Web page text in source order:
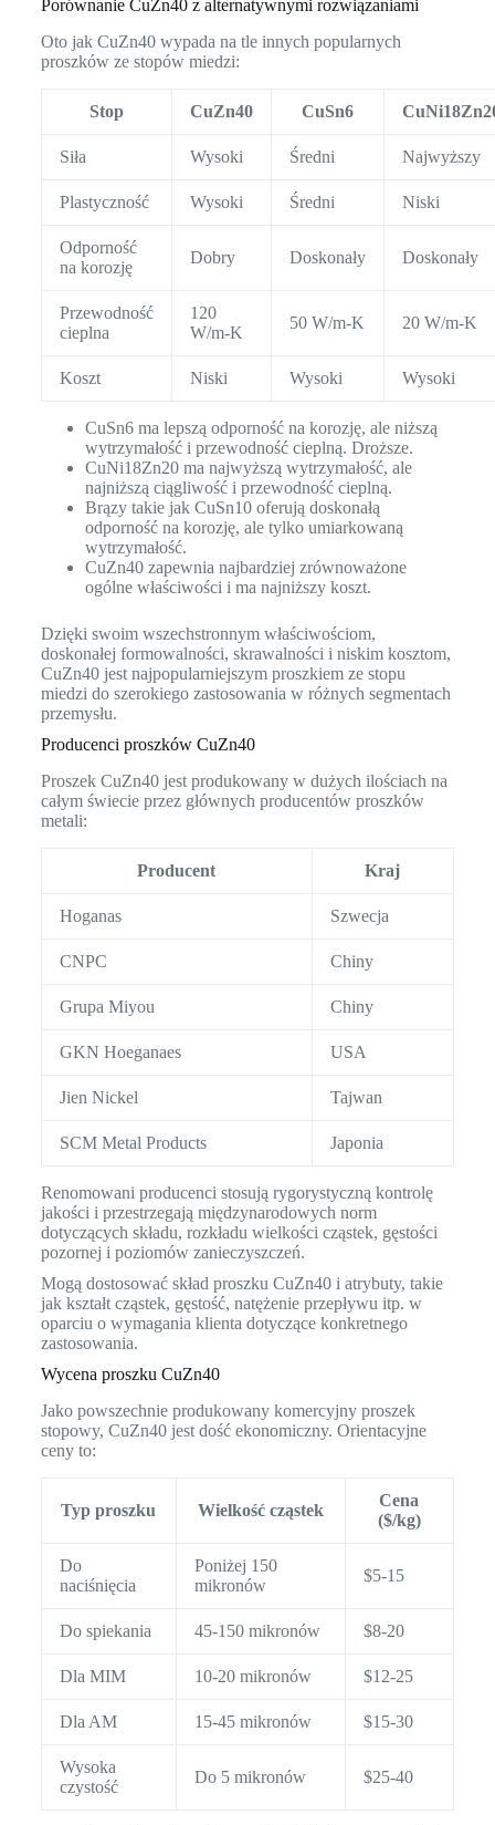
Porównanie CuZn40 z alternatywnymi rozwiązaniami
Oto jak CuZn40 wypada na tle innych popularnych
proszków ze stopów miedzi:
Stop CuZn40 CuSn6
Siła Wysoki Średni Najwyższy
Plastyczność Wysoki Średni Niski
Odporność
na korozję
Dobry Doskonały Doskonały
Przewodność
cieplna
120
W/m-K
50 W/m-K 20 W/m-K
Koszt Niski Wysoki Wysoki
CuSn6 ma lepszą odporność na korozję, ale niższą
wytrzymałość i przewodność cieplną. Droższe.
CuNi18Zn20 ma najwyższą wytrzymałość, ale
najniższą ciągliwość i przewodność cieplną.
Brązy takie jak CuSn10 oferują doskonałą
odporność na korozję, ale tylko umiarkowaną
wytrzymałość.
CuZn40 zapewnia najbardziej zrównoważone
ogólne właściwości i ma najniższy koszt.
Dzięki swoim wszechstronnym właściwościom,
doskonałej formowalności, skrawalności i niskim kosztom,
CuZn40 jest najpopularniejszym proszkiem ze stopu
miedzi do szerokiego zastosowania w różnych segmentach
przemysłu.
Producenci proszków CuZn40
Proszek CuZn40 jest produkowany w dużych ilościach na
całym świecie przez głównych producentów proszków
metali:
Producent Kraj
Hoganas Szwecja
CNPC Chiny
Grupa Miyou Chiny
GKN Hoeganaes USA
Jien Nickel Tajwan
SCM Metal Products Japonia
Renomowani producenci stosują rygorystyczną kontrolę
jakości i przestrzegają międzynarodowych norm
dotyczących składu, rozkładu wielkości cząstek, gęstości
pozornej i poziomów zanieczyszczeń.
Mogą dostosować skład proszku CuZn40 i atrybuty, takie
jak kształt cząstek, gęstość, natężenie przepływu itp. w
oparciu o wymagania klienta dotyczące konkretnego
zastosowania.
Wycena proszku CuZn40
Jako powszechnie produkowany komercyjny proszek
stopowy, CuZn40 jest dość ekonomiczny. Orientacyjne
ceny to:
Typ proszku Wielkość cząstek
Cena
($/kg)
Do
naciśnięcia
Poniżej 150
mikronów
$5-15
Do spiekania 45-150 mikronów $8-20
Dla MIM 10-20 mikronów $12-25
Dla AM 15-45 mikronów $15-30
Wysoka
czystość
Do 5 mikronów $25-40